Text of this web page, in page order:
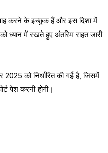
करने के इच्छुक हैं और इस दिशा में
ध्यान में रखते हुए अंतरिम राहत जारी
को निर्धारित की गई है, जिसमें
पेश करनी होगी।